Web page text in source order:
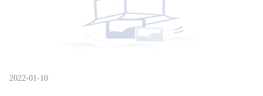
2022-01-10